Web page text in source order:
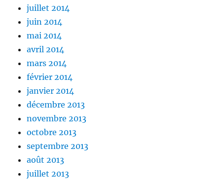
juillet 2014
juin 2014
mai 2014
avril 2014
mars 2014
février 2014
janvier 2014
décembre 2013
novembre 2013
octobre 2013
septembre 2013
août 2013
juillet 2013